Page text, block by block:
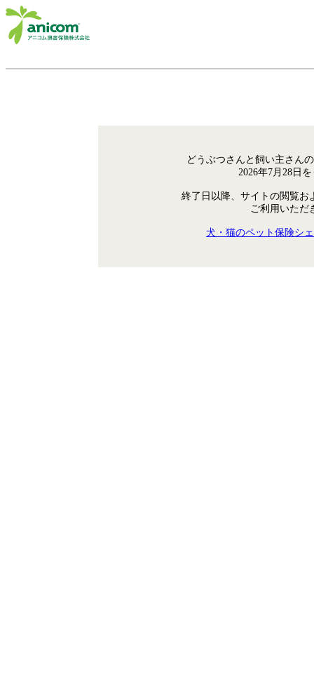
どうぶつさんと飼い主さん
2026年7月28日
終了日以降、サイトの閲覧お
ご利用いただ
犬・猫のペット保険シ